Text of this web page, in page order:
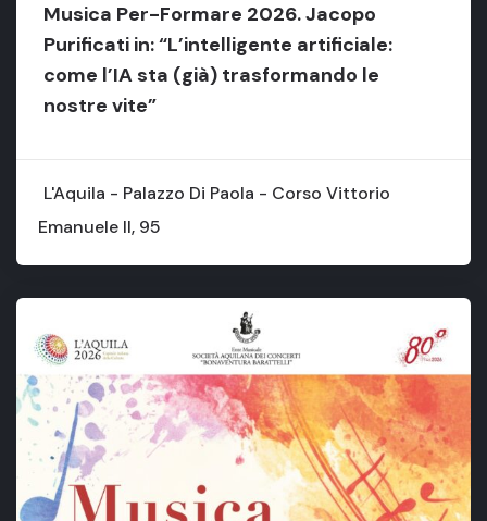
Musica Per-Formare 2026. Jacopo
Purificati in: “L’intelligente artificiale:
come l’IA sta (già) trasformando le
nostre vite”
L'Aquila - Palazzo Di Paola - Corso Vittorio
Emanuele II, 95